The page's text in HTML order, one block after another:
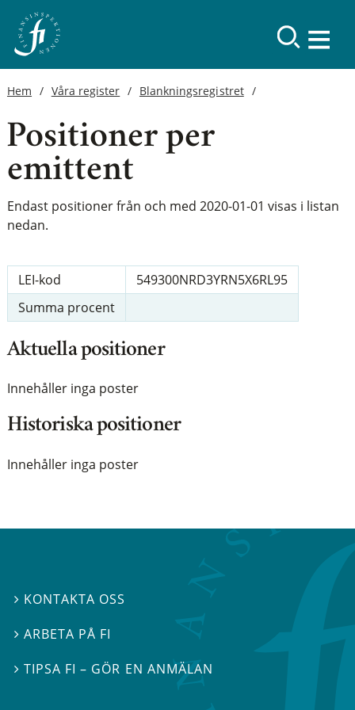
Hem Våra register Blankningsregistret
Positioner per
emittent
Endast positioner från och med 2020-01-01 visas i listan
nedan.
LEI-kod
549300NRD3YRN5X6RL95
Summa procent
Aktuella positioner
Innehåller inga poster
Historiska positioner
Innehåller inga poster
 KONTAKTA OSS
 ARBETA PÅ FI
TIPSA FI – GÖR EN ANMÄLAN